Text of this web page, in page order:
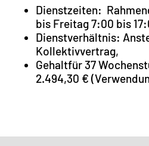
Dienstzeiten:
bis Freitag 7:00 bis
Dienstverhältnis:
Kollektivvertrag,
Gehaltfür 37
2.494,30 €